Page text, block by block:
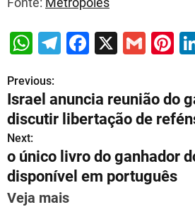
W
at
s
A
p
p
T
gr
a
m
F
c
e
b
o
o
X
G
ai
l
Pi
e
st
P
o
s
t
n
Previous:
Israel anuncia reunião do
discutir libertação de
Next:
o único livro do ganhador
disponível em português
Veja mais